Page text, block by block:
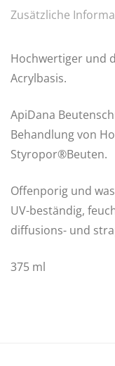
Zusätzliche
Hochwertiger und
Acrylbasis.
ApiDana
Behandlung von
Styropor®Beuten.
Offenporig und
UV-beständig,
diffusions- und
375 ml